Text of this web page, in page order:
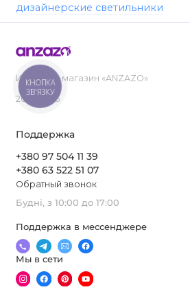
дизайнерские светильники
Интернет-магазин «ANZAZO»
2019-2026
Поддержка
+380 97 504 11 39
+380 63 522 51 07
Обратный звонок
Будні, з 10:00 до 17:00
Поддержка в мессенджере
Мы в сети
КНОПКА
ЗВ'ЯЗКУ